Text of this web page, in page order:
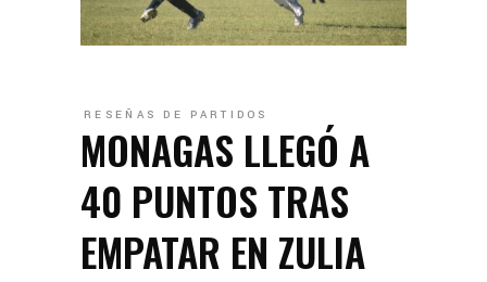
RESEÑAS DE PARTIDOS
MONAGAS LLEGÓ A
40 PUNTOS TRAS
EMPATAR EN ZULIA